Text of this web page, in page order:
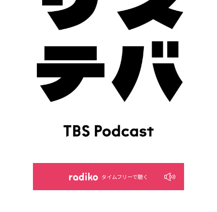
タイムフリーで聴く